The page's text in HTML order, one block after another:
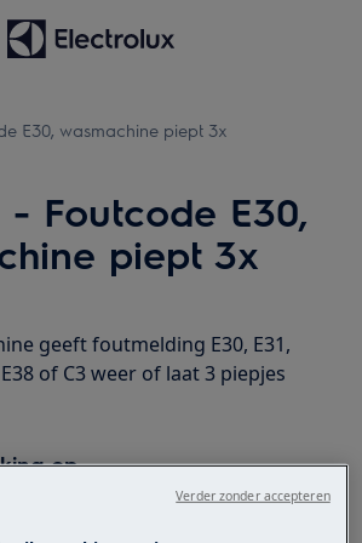
E30, wasmachine piept 3x
Foutcode E30,
piept 3x
geeft foutmelding E30, E31,
E38 of C3 weer of laat 3 piepjes
op
Verder zonder accepteren